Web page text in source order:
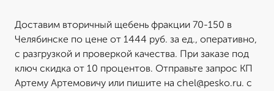
Доставим вторичный щебень фракции 70-150 в
Челябинске по цене от 1444 руб. за ед., оперативно,
с разгрузкой и проверкой качества. При заказе под
ключ скидка от 10 процентов. Отправьте запрос КП
Артему Артемовичу или пишите на chel@pesko.ru. с